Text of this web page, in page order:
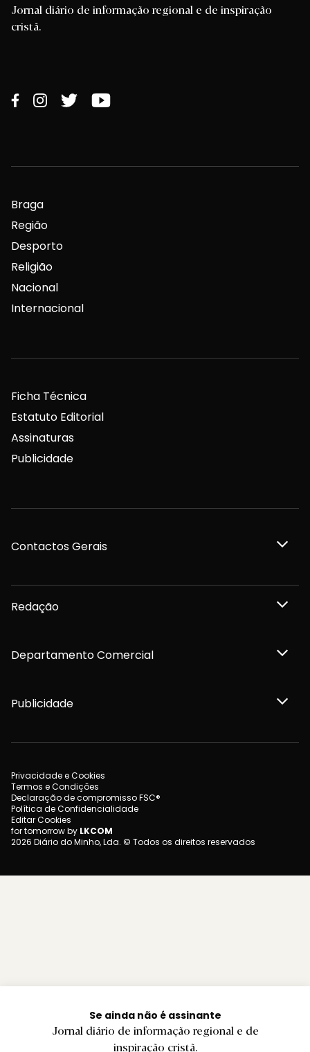
Se ainda não é assinante
Jornal diário de informação regional e de
inspiração cristã.
Jornal diário de informação regional e de inspiração
cristã.
Braga
Região
Desporto
Religião
Nacional
Internacional
Ficha Técnica
Estatuto Editorial
Assinaturas
Publicidade
Contactos Gerais
Redação
Departamento Comercial
Publicidade
Privacidade e Cookies
Termos e Condições
Declaração de compromisso FSC®
Política de Confidencialidade
Editar Cookies
for tomorrow by LKCOM
2026 Diário do Minho, Lda. © Todos os direitos reservados